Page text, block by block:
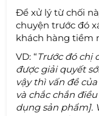
Để xử lý từ chối
chuyện trước đó
khách hàng tiềm
VD: “Trước đó chị
được giải quyết
vậy thì vấn đề
và chắc chắn
dụng sản phẩm].